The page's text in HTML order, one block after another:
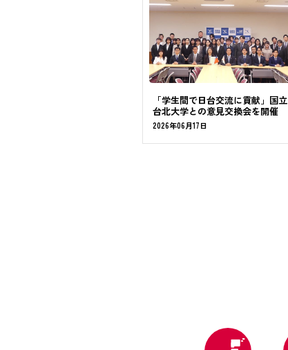
「学生間で日台交流に貢献」国立
台北大学との意見交換会を開催
2026年06月17日